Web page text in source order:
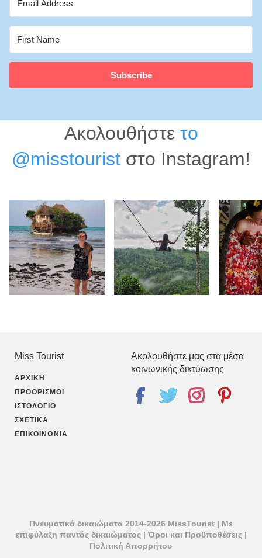
Subscribe
Ακολουθήστε το
@misstourist στο Instagram!
Miss Tourist
ΑΡΧΙΚΉ
ΠΡΟΟΡΙΣΜΟΊ
ΙΣΤΟΛΌΓΙΟ
ΣΧΕΤΙΚΆ
ΕΠΙΚΟΙΝΩΝΊΑ
Ακολουθήστε μας στα μέσα
κοινωνικής δικτύωσης
Πνευματικά δικαιώματα 2014-2026 MissTourist | Με
επιφύλαξη παντός δικαιώματος | Όροι και Προϋποθέσεις |
Πολιτική Απορρήτου